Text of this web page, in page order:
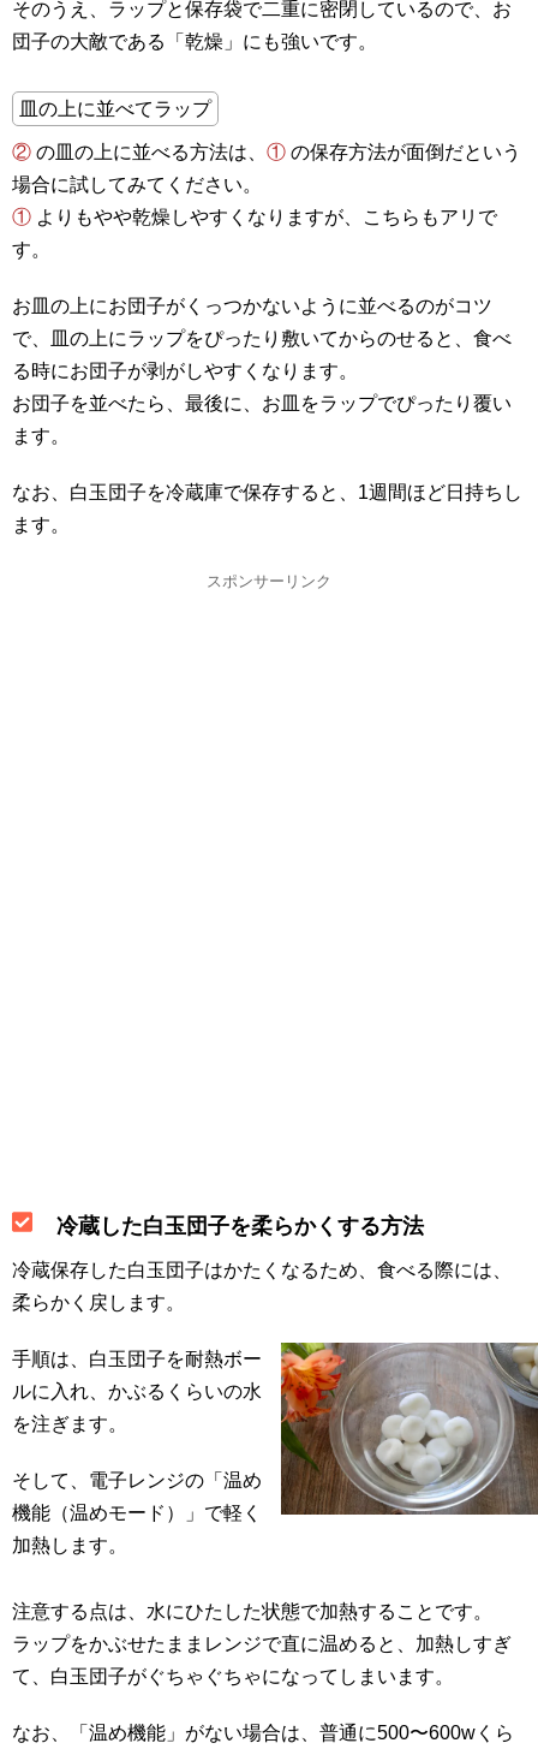
そのうえ、ラップと保存袋で二重に密閉しているので、お
団子の大敵である「乾燥」にも強いです。
皿の上に並べてラップ
② の皿の上に並べる方法は、 ① の保存方法が面倒だという
場合に試してみてください。
① よりもやや乾燥しやすくなりますが、こちらもアリで
す。
お皿の上にお団子がくっつかないように並べるのがコツ
で、皿の上にラップをぴったり敷いてからのせると、食べ
る時にお団子が剥がしやすくなります。
お団子を並べたら、最後に、お皿をラップでぴったり覆い
ます。
なお、白玉団子を冷蔵庫で保存すると、1週間ほど日持ちし
ます。
スポンサーリンク
冷蔵した白玉団子を柔らかくする方法
冷蔵保存した白玉団子はかたくなるため、食べる際には、
柔らかく戻します。
手順は、白玉団子を耐熱ボー
ルに入れ、かぶるくらいの水
を注ぎます。
そして、電子レンジの「温め
機能（温めモード）」で軽く
加熱します。
注意する点は、水にひたした状態で加熱することです。
ラップをかぶせたままレンジで直に温めると、加熱しすぎ
て、白玉団子がぐちゃぐちゃになってしまいます。
なお、「温め機能」がない場合は、普通に500〜600wくら